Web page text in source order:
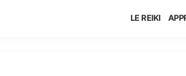
LE REIKI